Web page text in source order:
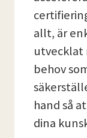
allt, är
utvecklat
behov
hand så
dina